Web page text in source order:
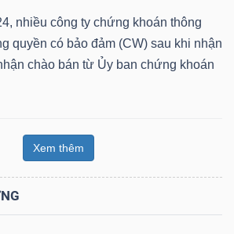
nhiều công ty chứng khoán thông
quyền có bảo đảm (CW) sau khi nhận
chào bán từ Ủy ban chứng khoán
Xem thêm